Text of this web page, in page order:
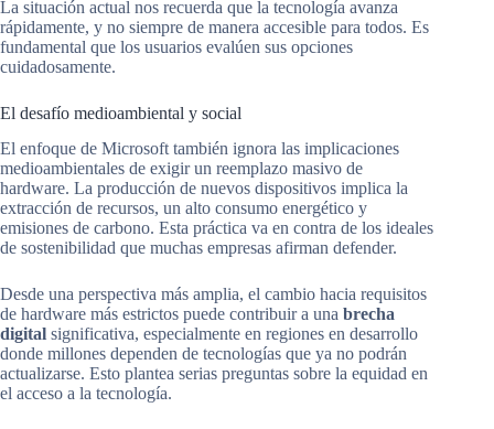
La situación actual nos recuerda que la tecnología avanza
rápidamente, y no siempre de manera accesible para todos. Es
fundamental que los usuarios evalúen sus opciones
cuidadosamente.
El desafío medioambiental y social
El enfoque de Microsoft también ignora las implicaciones
medioambientales de exigir un reemplazo masivo de
hardware. La producción de nuevos dispositivos implica la
extracción de recursos, un alto consumo energético y
emisiones de carbono. Esta práctica va en contra de los ideales
de sostenibilidad que muchas empresas afirman defender.
Desde una perspectiva más amplia, el cambio hacia requisitos
de hardware más estrictos puede contribuir a una brecha
digital significativa, especialmente en regiones en desarrollo
donde millones dependen de tecnologías que ya no podrán
actualizarse. Esto plantea serias preguntas sobre la equidad en
el acceso a la tecnología.